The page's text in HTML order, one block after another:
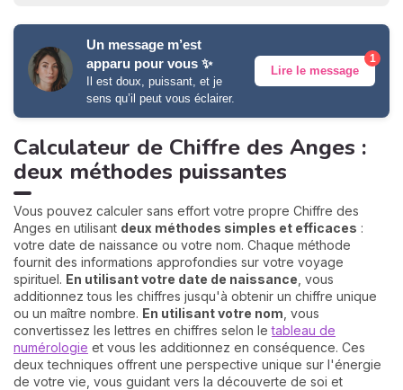
Un message m’est
apparu pour vous ✨
Il est doux, puissant, et je
sens qu’il peut vous éclairer.
Lire le message
1
Calculateur de Chiffre des Anges :
deux méthodes puissantes
Vous pouvez calculer sans effort votre propre Chiffre des
Anges en utilisant deux méthodes simples et efficaces :
votre date de naissance ou votre nom. Chaque méthode
fournit des informations approfondies sur votre voyage
spirituel. En utilisant votre date de naissance , vous
additionnez tous les chiffres jusqu'à obtenir un chiffre unique
ou un maître nombre. En utilisant votre nom , vous
convertissez les lettres en chiffres selon letableau de
numérologie et vous les additionnez en conséquence. Ces
deux techniques offrent une perspective unique sur l'énergie
de votre vie, vous guidant vers la découverte de soi et